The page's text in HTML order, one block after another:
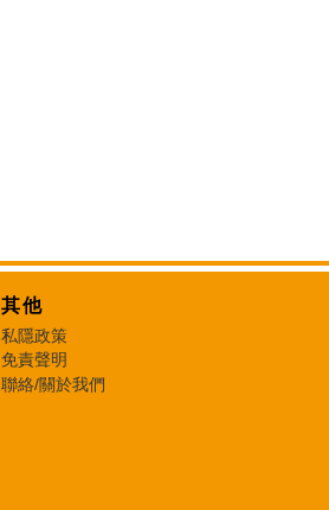
其他
私隱政策
免責聲明
聯絡/關於我們